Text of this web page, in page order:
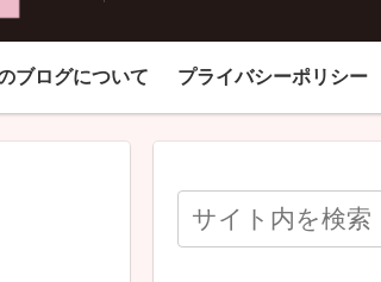
ブログについて プライバシーポリシー